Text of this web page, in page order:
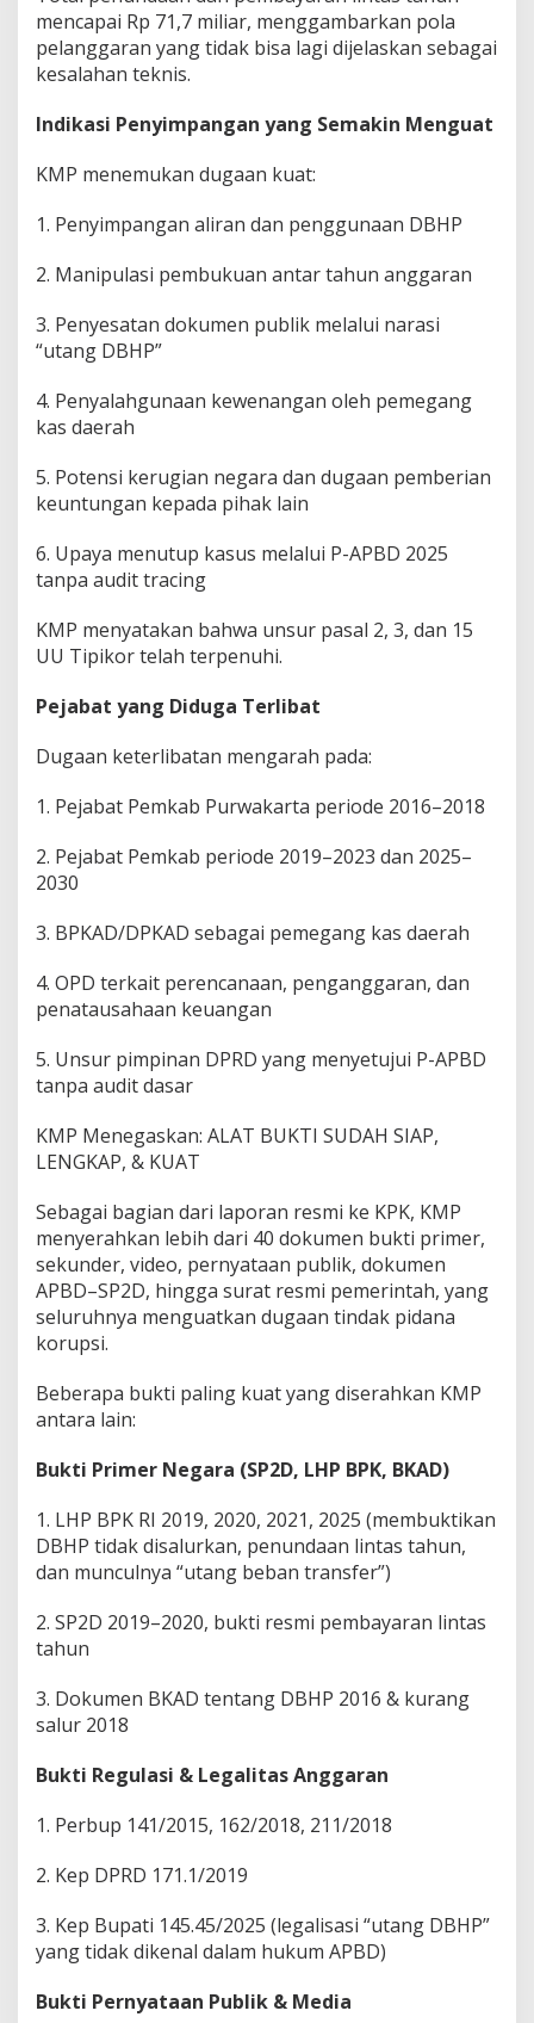
mencapai Rp 71,7 miliar, menggambarkan pola
pelanggaran yang tidak bisa lagi dijelaskan sebagai
kesalahan teknis.
Indikasi Penyimpangan yang Semakin Menguat
KMP menemukan dugaan kuat:
1. Penyimpangan aliran dan penggunaan DBHP
2. Manipulasi pembukuan antar tahun anggaran
3. Penyesatan dokumen publik melalui narasi
“utang DBHP”
4. Penyalahgunaan kewenangan oleh pemegang
kas daerah
5. Potensi kerugian negara dan dugaan pemberian
keuntungan kepada pihak lain
6. Upaya menutup kasus melalui P-APBD 2025
tanpa audit tracing
KMP menyatakan bahwa unsur pasal 2, 3, dan 15
UU Tipikor telah terpenuhi.
Pejabat yang Diduga Terlibat
Dugaan keterlibatan mengarah pada:
1. Pejabat Pemkab Purwakarta periode 2016–2018
2. Pejabat Pemkab periode 2019–2023 dan 2025–
2030
3. BPKAD/DPKAD sebagai pemegang kas daerah
4. OPD terkait perencanaan, penganggaran, dan
penatausahaan keuangan
5. Unsur pimpinan DPRD yang menyetujui P-APBD
tanpa audit dasar
KMP Menegaskan: ALAT BUKTI SUDAH SIAP,
LENGKAP, & KUAT
Sebagai bagian dari laporan resmi ke KPK, KMP
menyerahkan lebih dari 40 dokumen bukti primer,
sekunder, video, pernyataan publik, dokumen
APBD–SP2D, hingga surat resmi pemerintah, yang
seluruhnya menguatkan dugaan tindak pidana
korupsi.
Beberapa bukti paling kuat yang diserahkan KMP
antara lain:
Bukti Primer Negara (SP2D, LHP BPK, BKAD)
1. LHP BPK RI 2019, 2020, 2021, 2025 (membuktikan
DBHP tidak disalurkan, penundaan lintas tahun,
dan munculnya “utang beban transfer”)
2. SP2D 2019–2020, bukti resmi pembayaran lintas
tahun
3. Dokumen BKAD tentang DBHP 2016 & kurang
salur 2018
Bukti Regulasi & Legalitas Anggaran
1. Perbup 141/2015, 162/2018, 211/2018
2. Kep DPRD 171.1/2019
3. Kep Bupati 145.45/2025 (legalisasi “utang DBHP”
yang tidak dikenal dalam hukum APBD)
Bukti Pernyataan Publik & Media